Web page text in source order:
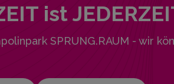
ist
SPRUNG.RAUM - wir